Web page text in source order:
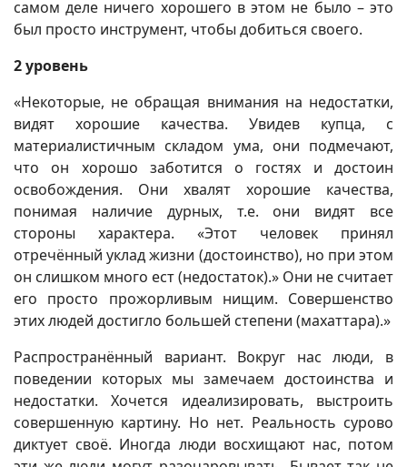
самом деле ничего хорошего в этом не было – это
был просто инструмент, чтобы добиться своего.
2 уровень
«Некоторые, не обращая внимания на недостатки,
видят хорошие качества. Увидев купца, c
материалистичным складом ума, они подмечают,
что он хорошо заботится о гостях и достоин
освобождения. Они хвалят хорошие качества,
понимая наличие дурных, т.е. они видят все
стороны характера. «Этот человек принял
отречённый уклад жизни (достоинство), но при этом
он слишком много ест (недостаток).» Они не считает
его просто прожорливым нищим. Совершенство
этих людей достигло большей степени (махаттара).»
Распространённый вариант. Вокруг нас люди, в
поведении которых мы замечаем достоинства и
недостатки. Хочется идеализировать, выстроить
совершенную картину. Но нет. Реальность сурово
диктует своё. Иногда люди восхищают нас, потом